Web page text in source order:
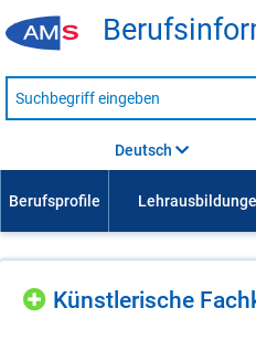
Suche
nach
Deutsch
Künst­le­ri­sche